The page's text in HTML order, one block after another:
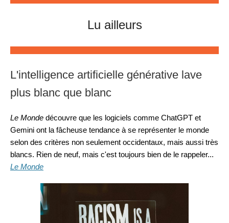
Lu ailleurs
L'intelligence artificielle générative lave
plus blanc que blanc
Le Monde découvre que les logiciels comme ChatGPT et
Gemini ont la fâcheuse tendance à se représenter le monde
selon des critères non seulement occidentaux, mais aussi très
blancs. Rien de neuf, mais c'est toujours bien de le rappeler...
Le Monde